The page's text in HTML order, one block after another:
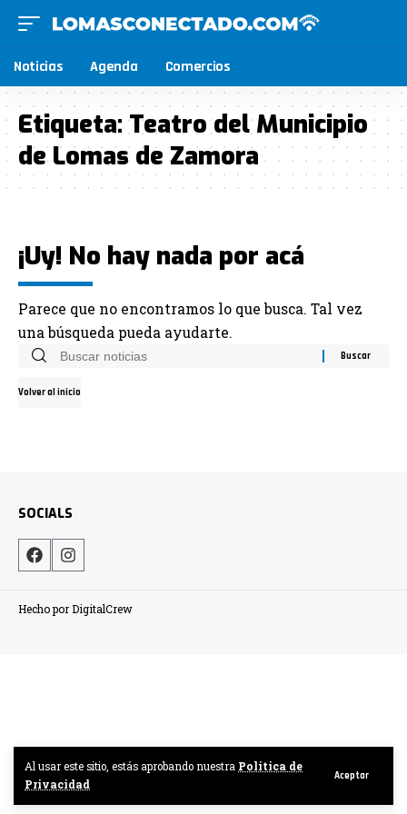
Al usar este sitio, estás aprobando nuestra Politica de
Privacidad
Aceptar
Noticias Agenda Comercios
Etiqueta:Teatro del Municipio
de Lomas de Zamora
¡Uy! No hay nada por acá
Parece que no encontramos lo que busca. Tal vez
una búsqueda pueda ayudarte.
Volver al inicio
SOCIALS
Hecho por DigitalCrew